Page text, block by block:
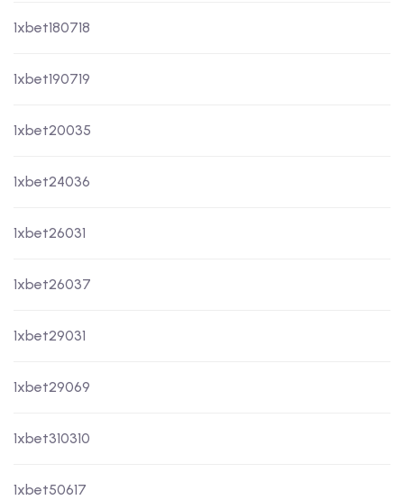
1xbet180718
1xbet190719
1xbet20035
1xbet24036
1xbet26031
1xbet26037
1xbet29031
1xbet29069
1xbet310310
1xbet50617